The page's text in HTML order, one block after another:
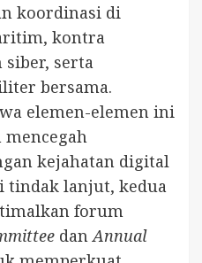
koordinasi di
kontra
serta
bersama.
elemen-elemen ini
kejahatan digital
tindak lanjut, kedua
forum
dan Annual